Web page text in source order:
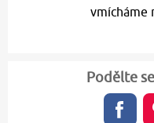
vmícháme
Podělte